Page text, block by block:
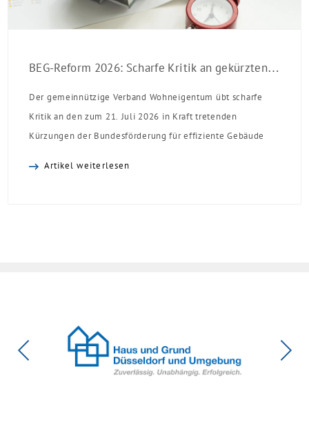
BEG-Reform 2026: Scharfe Kritik an gekürzten Sanierungsförderungen
Der gemeinnützige Verband Wohneigentum übt scharfe
Kritik an den zum 21. Juli 2026 in Kraft tretenden
Kürzungen der Bundesförderung für effiziente Gebäude
Artikel weiterlesen